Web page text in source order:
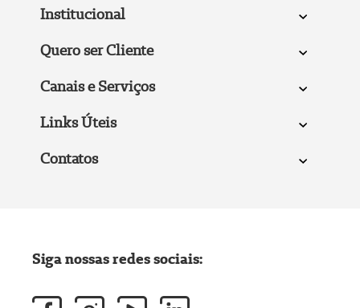
Institucional
Quero ser Cliente
Canais e Serviços
Links Úteis
Contatos
Siga nossas redes sociais: